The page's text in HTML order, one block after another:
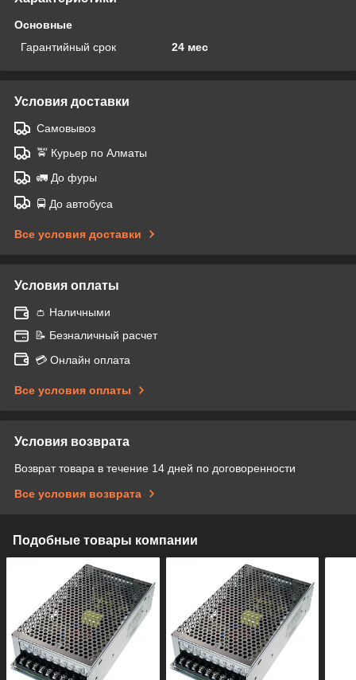
Основные
Гарантийный срок
24 мес
Условия доставки
Самовывоз
🚖 Курьер по Алматы
🚛 До фуры
🚍 До автобуса
Все условия доставки
Условия оплаты
👛 Наличными
📝 Безналичный расчет
💳 Онлайн оплата
Все условия оплаты
Условия возврата
Возврат товара в течение 14 дней по договоренности
Все условия возврата
Подобные товары компании